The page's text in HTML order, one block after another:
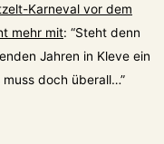
Karneval vor dem
mehr mit: “Steht denn
Jahren in Kleve ein
muss doch überall…”